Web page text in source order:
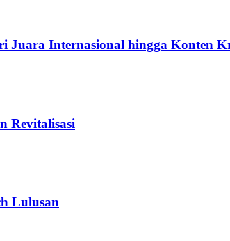
Juara Internasional hingga Konten
Revitalisasi
Lulusan